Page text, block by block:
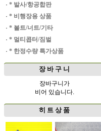
· * 발사/항공합판
· * 비행장용 상품
· * 볼트/너트/기타
· * 멀티콥터/짐벌
· * 한정수량 특가상품
장 바 구 니
장바구니가
비어 있습니다.
히 트 상 품